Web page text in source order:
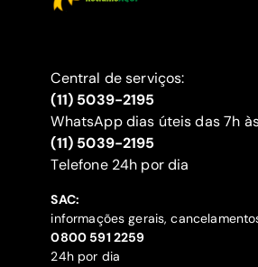
Central de serviços:
(11) 5039-2195
WhatsApp dias úteis das 7h
(11) 5039-2195
‍Telefone 24h por dia
SAC:
informações gerais,
‍0800 591 2259
24h por dia